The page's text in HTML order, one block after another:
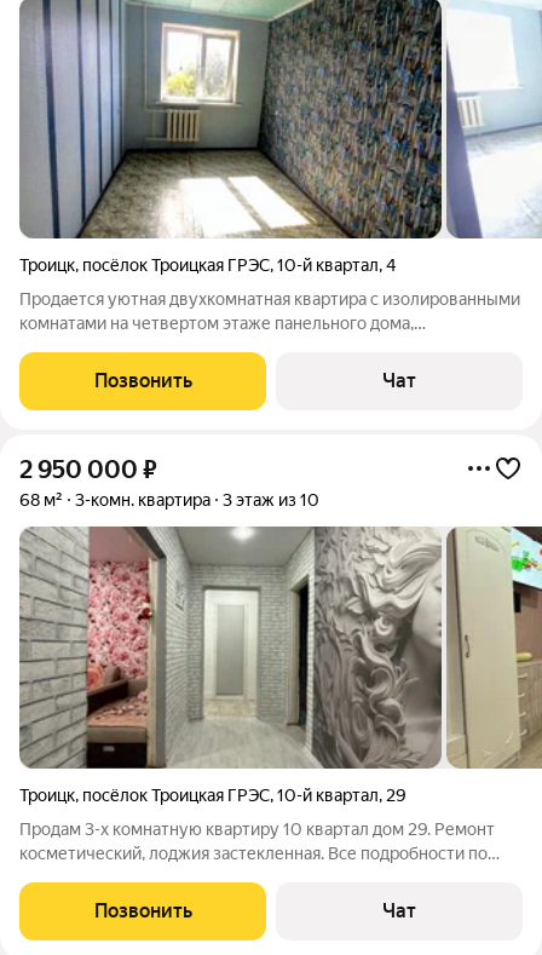
Троицк, посёлок Троицкая ГРЭС,10-й квартал,4
Продается уютная двухкомнатная квартира с изолированными
комнатами на четвертом этаже панельного дома,
косметический ремонт, что позволяет сразу въехать и жить.
Кухня площадью 7 м удобна для приготовления
Позвонить Чат
2 950 000 ₽
68 м² 3-комн. квартира 3 этаж из 10
Троицк, посёлок Троицкая ГРЭС,10-й квартал, 29
Продам 3-х комнатную квартиру 10 квартал дом 29. Ремонт
косметический, лоджия застекленная. Все подробности по
Торг !! Помощь в одобрении ипотеки и любым вопросам
связанным с недвижимостью !!
Позвонить Чат